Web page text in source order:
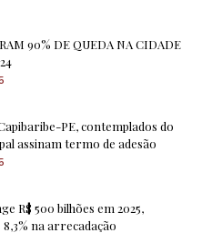
90% DE QUEDA NA CIDADE
PE, contemplados do
assinam termo de adesão
R$ 500 bilhões em 2025,
na arrecadação